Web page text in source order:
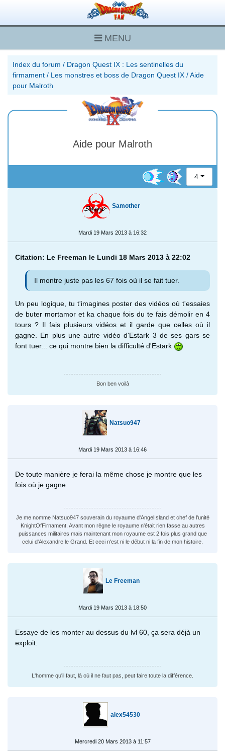
MENU
Index du forum / Dragon Quest IX : Les sentinelles du
firmament / Les monstres et boss de Dragon Quest IX /Aide
pour Malroth
Aide pour Malroth
4
Samother
Mardi 19 Mars 2013 à 16:32
Citation: Le Freeman le Lundi 18 Mars 2013 à 22:02
Il montre juste pas les 67 fois où il se fait tuer.
Un peu logique, tu t'imagines poster des vidéos où t'essaies
de buter mortamor et ka chaque fois du te fais démolir en 4
tours ? Il fais plusieurs vidéos et il garde que celles où il
gagne. En plus une autre vidéo d'Estark 3 de ses gars se
font tuer... ce qui montre bien la difficulté d'Estark
Bon ben voilà
Natsuo947
Mardi 19 Mars 2013 à 16:46
De toute manière je ferai la même chose je montre que les
fois où je gagne.
Je me nomme Natsuo947 souverain du royaume d'AngelIsland et chef de l'unité
KnightOfFirnament. Avant mon règne le royaume n'était rien fasse au autres
puissances militaires mais maintenant mon royaume est 2 fois plus grand que
celui d'Alexandre le Grand. Et ceci n'est ni le début ni la fin de mon histoire.
Le Freeman
Mardi 19 Mars 2013 à 18:50
Essaye de les monter au dessus du lvl 60, ça sera déjà un
exploit.
L'homme qu'il faut, là où il ne faut pas, peut faire toute la différence.
alex54530
Mercredi 20 Mars 2013 à 11:57